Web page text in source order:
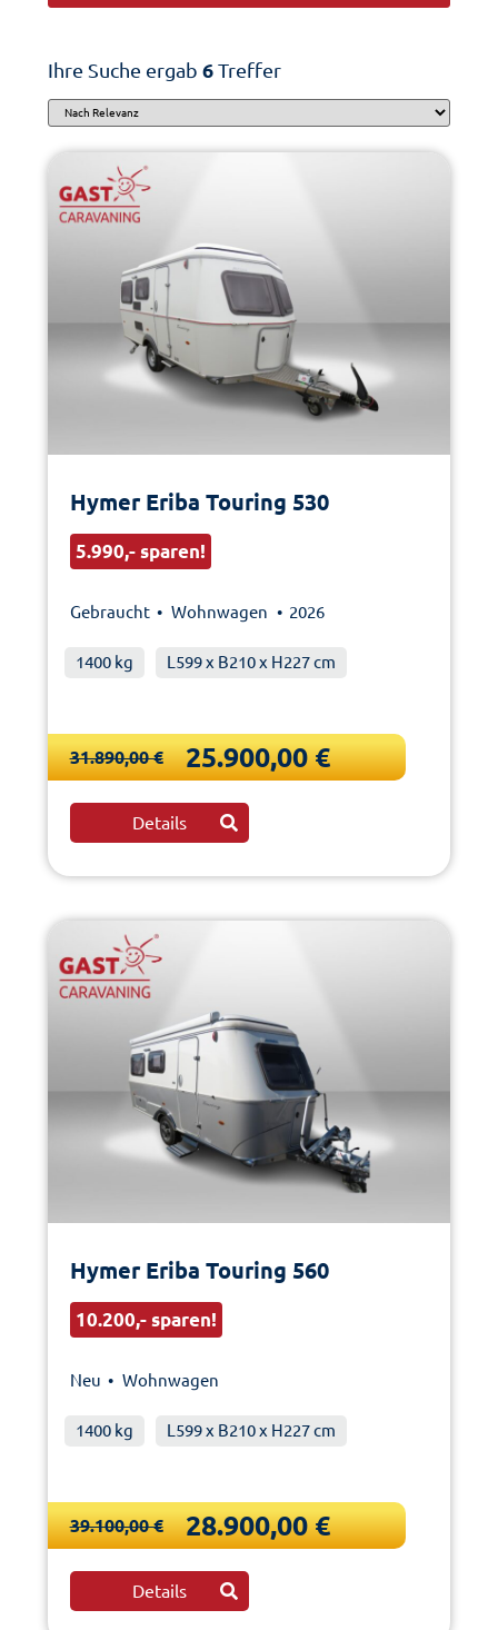
Ihre Suche ergab 6Treffer
Hymer Eriba Touring 530
5.990,- sparen!
Gebraucht • Wohnwagen • 2026
1400 kg L599 x B210 x H227 cm
31.890,00 € 25.900,00 €
Details
Hymer Eriba Touring 560
10.200,- sparen!
Neu • Wohnwagen
1400 kg L599 x B210 x H227 cm
39.100,00 € 28.900,00 €
Details